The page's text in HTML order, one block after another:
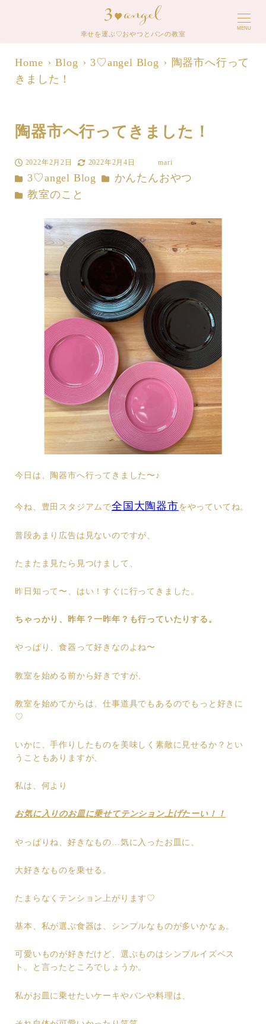
幸せを運ぶ♡おやつとパンの教室
MENU
Home Blog 3♡angel Blog
陶器市へ行って
きました！
陶器市へ行ってきました！
投稿日
2022年2月2日
更新日
2022年2月4日
者
mari
カテゴリー
3♡angel Blog カテゴリー
かんたんおやつ
カテゴリー
教室のこと
今日は、陶器市へ行ってきました〜♪
今ね、豊田スタジアムで全国大陶器市をやっていてね。
普段あまり広告は見ないのですが、
たまたま見たら見つけまして、
昨日知って〜、はい！すぐに行ってきました。
ちゃっかり、昨年？一昨年？も行っていたりする。
やっぱり、食器って好きなのよね〜
教室を始める前から好きですが、
教室を始めてからは、仕事道具でもあるのでもっと好きに
♡
いかに、手作りしたものを美味しく素敵に見せるか？とい
うこともありますが、
私は、何より
お気に入りのお皿に乗せてテンション上げたーい！！
やっぱりね、好きなもの…気に入ったお皿に、
大好きなものを乗せる。
たまらなくテンション上がります♡
基本、私が選ぶ食器は、シンプルなものが多いかなぁ。
可愛いものが好きだけど、選ぶものはシンプルイズベス
ト。と言ったところでしょうか。
私がお皿に乗せたいケーキやパンや料理は、